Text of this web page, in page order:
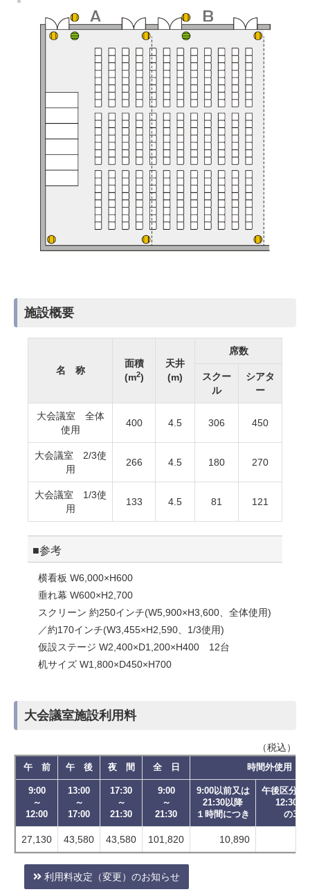
施設概要
名 称
面積
(m2)
天井
(m)
席数
スクー
ル
シアタ
ー
大会議室 全体
使用
400 4.5 306 450
大会議室 2/3使
用
266 4.5 180 270
大会議室 1/3使
用
133 4.5 81 121
■参考
横看板 W6,000×H600
垂れ幕 W600×H2,700
スクリーン 約250インチ(W5,900×H3,600、全体使用)
／約170インチ(W3,455×H2,590、1/3使用)
仮設ステージ W2,400×D1,200×H400 12台
机サイズ W1,800×D450×H700
大会議室施設利用料
（税込）
午 前 午 後 夜 間 全 日 時間外使用
9:00
～
12:00
13:00
～
17:00
17:30
～
21:30
9:00
～
21:30
9:00以前又は
21:30以降
１時間につき
午後区分に
12:30～
の30
27,130 43,580 43,580 101,820 10,890
利用料改定（変更）のお知らせ